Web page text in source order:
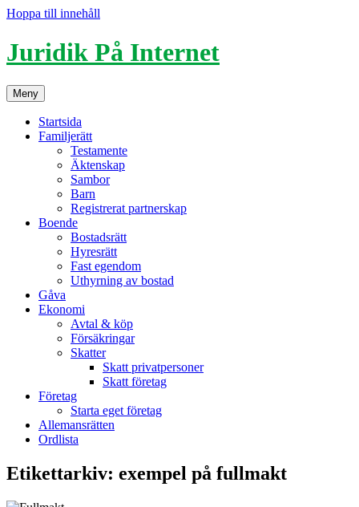
Hoppa till innehåll
Juridik På Internet
Meny
Startsida
Familjerätt
Testamente
Äktenskap
Sambor
Barn
Registrerat partnerskap
Boende
Bostadsrätt
Hyresrätt
Fast egendom
Uthyrning av bostad
Gåva
Ekonomi
Avtal & köp
Försäkringar
Skatter
Skatt privatpersoner
Skatt företag
Företag
Starta eget företag
Allemansrätten
Ordlista
Etikettarkiv: exempel på fullmakt